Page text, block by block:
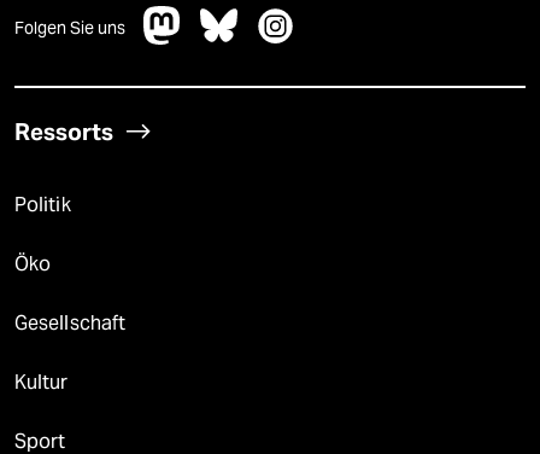
Folgen Sie uns
Ressorts
Politik
Öko
Gesellschaft
Kultur
Sport